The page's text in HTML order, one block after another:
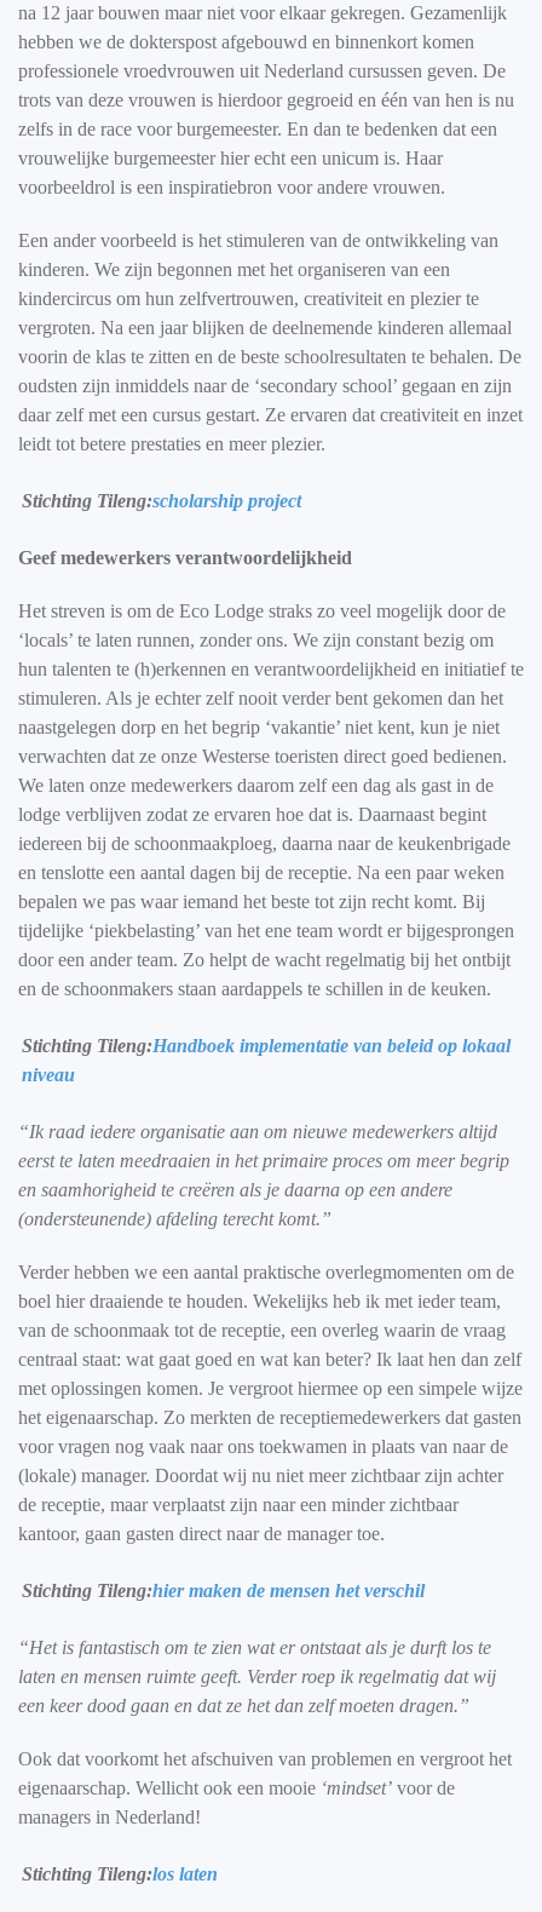
na 12 jaar bouwen maar niet voor elkaar gekregen. Gezamenlijk
hebben we de dokterspost afgebouwd en binnenkort komen
professionele vroedvrouwen uit Nederland cursussen geven. De
trots van deze vrouwen is hierdoor gegroeid en één van hen is nu
zelfs in de race voor burgemeester. En dan te bedenken dat een
vrouwelijke burgemeester hier echt een unicum is. Haar
voorbeeldrol is een inspiratiebron voor andere vrouwen.
Een ander voorbeeld is het stimuleren van de ontwikkeling van
kinderen. We zijn begonnen met het organiseren van een
kindercircus om hun zelfvertrouwen, creativiteit en plezier te
vergroten. Na een jaar blijken de deelnemende kinderen allemaal
voorin de klas te zitten en de beste schoolresultaten te behalen. De
oudsten zijn inmiddels naar de ‘secondary school’ gegaan en zijn
daar zelf met een cursus gestart. Ze ervaren dat creativiteit en inzet
leidt tot betere prestaties en meer plezier.
Stichting Tileng:scholarship project
Geef medewerkers verantwoordelijkheid
Het streven is om de Eco Lodge straks zo veel mogelijk door de
‘locals’ te laten runnen, zonder ons. We zijn constant bezig om
hun talenten te (h)erkennen en verantwoordelijkheid en initiatief te
stimuleren. Als je echter zelf nooit verder bent gekomen dan het
naastgelegen dorp en het begrip ‘vakantie’ niet kent, kun je niet
verwachten dat ze onze Westerse toeristen direct goed bedienen.
We laten onze medewerkers daarom zelf een dag als gast in de
lodge verblijven zodat ze ervaren hoe dat is. Daarnaast begint
iedereen bij de schoonmaakploeg, daarna naar de keukenbrigade
en tenslotte een aantal dagen bij de receptie. Na een paar weken
bepalen we pas waar iemand het beste tot zijn recht komt. Bij
tijdelijke ‘piekbelasting’ van het ene team wordt er bijgesprongen
door een ander team. Zo helpt de wacht regelmatig bij het ontbijt
en de schoonmakers staan aardappels te schillen in de keuken.
Stichting Tileng:Handboek implementatie van beleid op lokaal
niveau
“Ik raad iedere organisatie aan om nieuwe medewerkers altijd
eerst te laten meedraaien in het primaire proces om meer begrip
en saamhorigheid te creëren als je daarna op een andere
(ondersteunende) afdeling terecht komt.”
Verder hebben we een aantal praktische overlegmomenten om de
boel hier draaiende te houden. Wekelijks heb ik met ieder team,
van de schoonmaak tot de receptie, een overleg waarin de vraag
centraal staat: wat gaat goed en wat kan beter? Ik laat hen dan zelf
met oplossingen komen. Je vergroot hiermee op een simpele wijze
het eigenaarschap. Zo merkten de receptiemedewerkers dat gasten
voor vragen nog vaak naar ons toekwamen in plaats van naar de
(lokale) manager. Doordat wij nu niet meer zichtbaar zijn achter
de receptie, maar verplaatst zijn naar een minder zichtbaar
kantoor, gaan gasten direct naar de manager toe.
Stichting Tileng:hier maken de mensen het verschil
“Het is fantastisch om te zien wat er ontstaat als je durft los te
laten en mensen ruimte geeft. Verder roep ik regelmatig dat wij
een keer dood gaan en dat ze het dan zelf moeten dragen.”
Ook dat voorkomt het afschuiven van problemen en vergroot het
eigenaarschap. Wellicht ook een mooie ‘mindset’ voor de
managers in Nederland!
Stichting Tileng:los laten